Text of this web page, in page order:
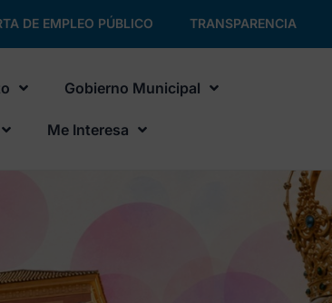
DE EMPLEO PÚBLICO TRANSPARENCIA
Gobierno Municipal
Me Interesa